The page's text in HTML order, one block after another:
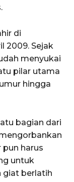
di
2009. Sejak
menyukai
pilar utama
hingga
bagian dari
harus
untuk
giat berlatih